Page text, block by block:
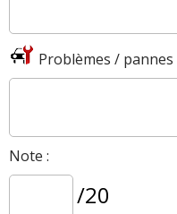
Problèmes / pannes
Note :
/20